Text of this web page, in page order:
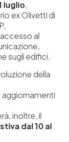
concianti
Camere di
luglio,
ex Olivetti di
al
sugli edifici.
della
aggiornamenti
inoltre, il
dal 10 al